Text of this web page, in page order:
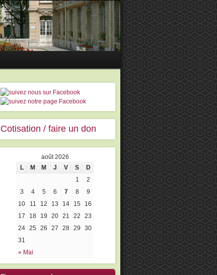
Cotisation / faire un don
août 2026
L
M M J V S D
« Mai
1
2
3
4 5 6 7 8
9
10
11 12 13 14 15
16
17
18 19 20 21 22
23
24 25 26 27 28 29
30
31